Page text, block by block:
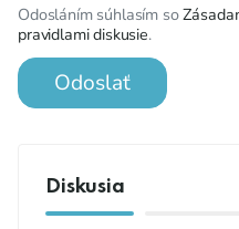
Odosláním súhlasím so
pravidlami diskusie.
Odoslať
Diskusia